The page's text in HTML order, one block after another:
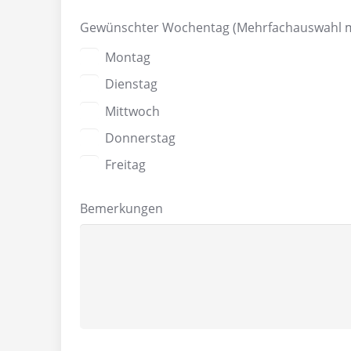
Gewünschter Wochentag (Mehrfachauswahl
Montag
Dienstag
Mittwoch
Donnerstag
Freitag
Bemerkungen